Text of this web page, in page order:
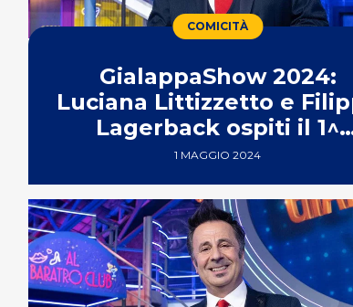
COMICITÀ
GialappaShow 2024:
Luciana Littizzetto e
Lagerback ospiti il 1^
maggio
1 MAGGIO 2024